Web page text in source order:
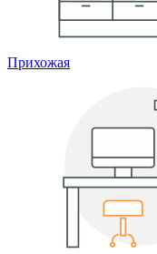
Прихожая